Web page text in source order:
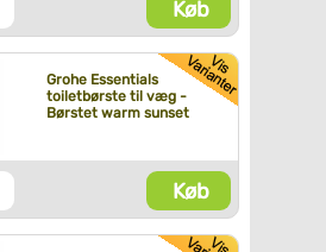
Køb
Grohe Essentials
toiletbørste til væg -
Børstet warm sunset
Køb